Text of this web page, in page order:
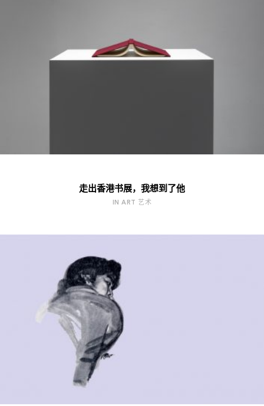
走出香港书展，我想到了他
IN ART 艺术